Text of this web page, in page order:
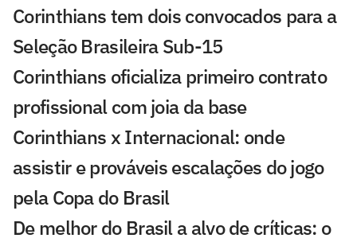
Corinthians tem dois convocados para a
Seleção Brasileira Sub-15
Corinthians oficializa primeiro contrato
profissional com joia da base
Corinthians x Internacional: onde
assistir e prováveis escalações do jogo
pela Copa do Brasil
De melhor do Brasil a alvo de críticas: o